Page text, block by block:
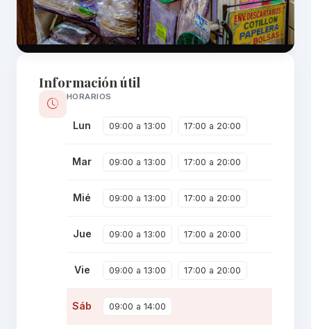
Información útil
HORARIOS
Lun 09:00 a 13:00 17:00 a 20:00
Mar 09:00 a 13:00 17:00 a 20:00
Mié 09:00 a 13:00 17:00 a 20:00
Jue 09:00 a 13:00 17:00 a 20:00
Vie 09:00 a 13:00 17:00 a 20:00
Sáb 09:00 a 14:00